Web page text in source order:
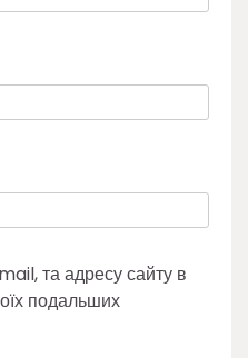
та адресу сайту в
подальших